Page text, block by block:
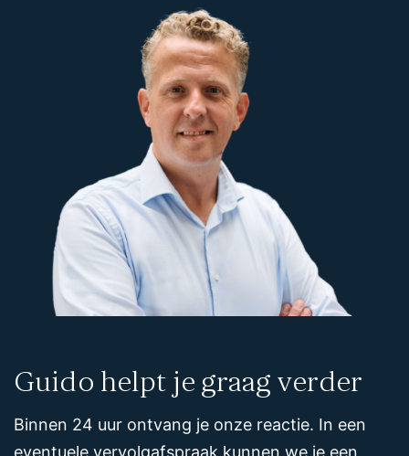
Guido helpt je graag verder
Binnen 24 uur ontvang je onze reactie. In een
eventuele vervolgafspraak kunnen we je een